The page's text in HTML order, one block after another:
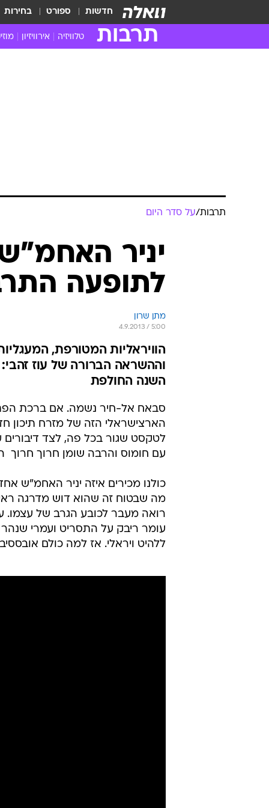
חדשות ספורט בחירות
תרבות טלוויזיה אירוויזיון
תרבות/על סדר היום
יניר
לתופעה
מתן שרון
4.9.2013 / 5:00
הוויראליות המטורפת,
וההשראה הברורה של עוז
השנה החולפת
סבאח אל-חיר נשמה. אם ברכת
הארצישראלי הזה של מזרח תיכון
לטקסט שגור בכל פה, לצד
עם חומוס והרבה שומן חרוך חרוך 
כולנו מכירים איזה יניר האחמ"ש
מה שבטוח זה שהוא דוש מדרגה
רואה מעבר לכובע הגרב של עצמו.
עומר ריבק על התסריט ועמרי
ללהיט ויראלי. אז למה כולם